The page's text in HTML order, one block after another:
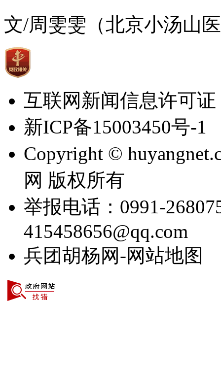
文/周雯雯（北京小汤山
互联网新闻信息许可证
新ICP备15003450号-1
Copyright ©
网 版权所有
举报电话：0991-
415458656@qq.com
兵团胡杨网-网站地图